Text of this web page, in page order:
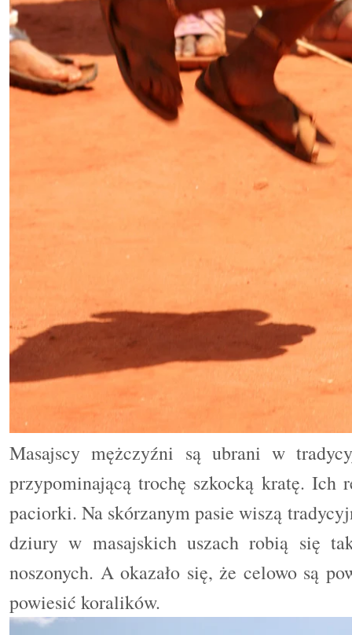
Masajscy mężczyźni są ubrani w
przypominającą trochę szkocką kratę.
paciorki. Na skórzanym pasie wiszą
dziury w masajskich uszach robią się
noszonych. A okazało się, że celowo są
powiesić koralików.